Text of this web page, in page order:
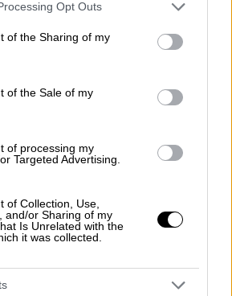
website/app uses one or more Google
or usage behaviour. You may click to
to Google and its third-party tags to
specified purposes in below Google
Opt Outs
of the Sharing of my
of the Sale of my
of processing my
Targeted Advertising.
of Collection, Use,
and/or Sharing of my
Is Unrelated with the
it was collected.
και να αφήσεις τους
των Θυρών του Ορμούζ με
Ε, ούτε ο Τραμπ δεν το
Ακυρώνει γκολ το
του αντιπάλου δεν
η αχίλλειος πτέρνα της
στη θυμηδία. Ο
από όλα και ο άνθρωπος
«δει» ή σε τι θα «κλείσει τα
με πείθει, επίσης, ότι
ή όχι ένα οφσάιντ